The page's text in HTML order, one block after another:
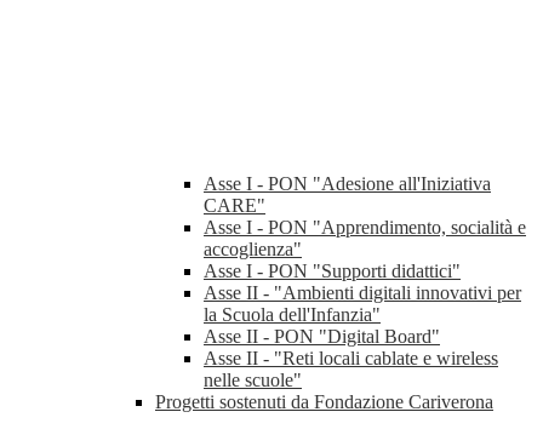
Asse I - PON "Adesione all'Iniziativa
CARE"
Asse I - PON "Apprendimento, socialità e
accoglienza"
Asse I - PON "Supporti didattici"
Asse II - "Ambienti digitali innovativi per
la Scuola dell'Infanzia"
Asse II - PON "Digital Board"
Asse II - "Reti locali cablate e wireless
nelle scuole"
Progetti sostenuti da Fondazione Cariverona